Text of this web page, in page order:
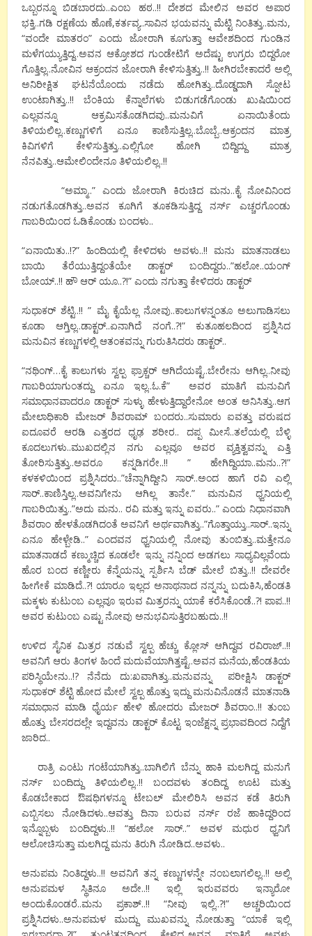
ಒಬ್ಬರನ್ನೂ ಬಿಡಬಾರದು..ಎಂಬ ಹಠ..!! ದೇಶದ ಮೇಲಿನ ಅವರ ಅಪಾರ
ಭಕ್ತಿ..ಗಡಿ ರಕ್ಷಣೆಯ ಹೊಣೆ,ಕರ್ತವ್ಯ..ಸಾವಿನ ಭಯವನ್ನು ಮೆಟ್ಟಿ ನಿಂತಿತ್ತು..ಮನು,
“ವಂದೇ ಮಾತರಂ” ಎಂದು ಜೋರಾಗಿ ಕೂಗುತ್ತಾ ಆವೇಶದಿಂದ ಗುಂಡಿನ
ಮಳೆಗಯ್ಯುತ್ತಿದ್ದ..ಅವನ ಆಕ್ರೋಶದ ಗುಂಡೇಟಿಗೆ ಅದೆಷ್ಟು ಉಗ್ರರು ಬಿದ್ದರೋ
ಗೊತ್ತಿಲ್ಲ..ನೋವಿನ ಆಕ್ರಂದನ ಜೋರಾಗಿ ಕೇಳಿಸುತ್ತಿತ್ತು..!! ಹೀಗಿರಬೇಕಾದರೆ ಅಲ್ಲಿ
ಅನಿರೀಕ್ಷಿತ ಘಟನೆಯೊಂದು ನಡೆದು ಹೋಗಿತ್ತು..ದೊಡ್ಡದಾಗಿ ಸ್ಪೋಟ
ಉಂಟಾಗಿತ್ತು..!! ಬೆಂಕಿಯ ಕೆನ್ನಾಲೆಗಳು ಬಿಡುಗಡೆಗೊಂಡು ಖುಷಿಯಿಂದ
ಎಲ್ಲವನ್ನೂ ಆಕ್ರಮಿಸತೊಡಗಿದವು..ಮನುವಿಗೆ ಏನಾಯಿತೆಂದು
ತಿಳಿಯಲಿಲ್ಲ..ಕಣ್ಣುಗಳಿಗೆ ಏನೂ ಕಾಣಿಸುತ್ತಿಲ್ಲ..ಬೊಬ್ಬೆ..ಆಕ್ರಂದನ ಮಾತ್ರ
ಕಿವಿಗಳಿಗೆ ಕೇಳಿಸುತ್ತಿತ್ತು..ಎಲ್ಲಿಗೋ ಹೋಗಿ ಬಿದ್ದಿದ್ದು ಮಾತ್ರ
ನೆನಪಿತ್ತು..ಆಮೇಲಿಂದೇನೂ ತಿಳಿಯಲಿಲ್ಲ..!!
“ಅಮ್ಮಾ..” ಎಂದು ಜೋರಾಗಿ ಕಿರುಚಿದ ಮನು..ಕೈ ನೋವಿನಿಂದ
ನಡುಗತೊಡಗಿತ್ತು..ಅವನ ಕೂಗಿಗೆ ತೂಕಡಿಸುತ್ತಿದ್ದ ನರ್ಸ್ ಎಚ್ಚರಗೊಂಡು
ಗಾಬರಿಯಿಂದ ಓಡಿಕೊಂಡು ಬಂದಳು..
“ಏನಾಯಿತು..!?” ಹಿಂದಿಯಲ್ಲಿ ಕೇಳಿದಳು ಅವಳು..!! ಮನು ಮಾತನಾಡಲು
ಬಾಯಿ ತೆರೆಯುತ್ತಿದ್ದಂತೆಯೇ ಡಾಕ್ಟರ್ ಬಂದಿದ್ದರು..”ಹಲೋ..ಯಂಗ್
ಬೋಯ್..!! ಹೌ ಆರ್ ಯೂ..?!” ಎಂದು ನಗುತ್ತಾ ಕೇಳಿದರು ಡಾಕ್ಟರ್
ಸುಧಾಕರ್ ಶೆಟ್ಟಿ..!! ” ಮೈ ಕೈಯೆಲ್ಲ ನೋವು..ಕಾಲುಗಳನ್ನಂತೂ ಅಲುಗಾಡಿಸಲು
ಕೂಡಾ ಆಗ್ತಿಲ್ಲ..ಡಾಕ್ಟರ್..ಏನಾಗಿದೆ ನಂಗೆ..?!” ಕುತೂಹಲದಿಂದ ಪ್ರಶ್ನಿಸಿದ
ಮನುವಿನ ಕಣ್ಣುಗಳಲ್ಲಿ ಆತಂಕವನ್ನು ಗುರುತಿಸಿದರು ಡಾಕ್ಟರ್..
“ನಥಿಂಗ್…ಕೈ ಕಾಲುಗಳು ಸ್ವಲ್ಪ ಫ್ರಾಕ್ಚರ್ ಆಗಿದೆಯಷ್ಟೆ..ಬೇರೇನು ಆಗಿಲ್ಲ..ನೀವು
ಗಾಬರಿಯಾಗುಂತದ್ದು ಏನೂ ಇಲ್ಲ..ಓ.ಕೆ” ಅವರ ಮಾತಿಗೆ ಮನುವಿಗೆ
ಸಮಾಧಾನವಾದರೂ ಡಾಕ್ಟರ್ ಸುಳ್ಳು ಹೇಳುತ್ತಿದ್ದಾರೇನೋ ಅಂತ ಅನಿಸಿತ್ತು..ಆಗ
ಮೇಲಾಧಿಕಾರಿ ಮೇಜರ್ ಶಿವರಾಮ್ ಬಂದರು..ಸುಮಾರು ಐವತ್ತು ವರುಷದ
ಐದೂವರೆ ಆರಡಿ ಎತ್ತರದ ಧೃಢ ಶರೀರ.. ದಪ್ಪ ಮೀಸೆ..ತಲೆಯಲ್ಲಿ ಬೆಳ್ಳಿ
ಕೂದಲುಗಳು..ಮುಖದಲ್ಲಿನ ನಗು ಎಲ್ಲವೂ ಅವರ ವ್ಯಕ್ತಿತ್ವವನ್ನು ಎತ್ತಿ
ತೋರಿಸುತ್ತಿತ್ತು..ಅವರೂ ಕನ್ನಡಿಗರೇ..!! ” ಹೇಗಿದ್ದಿಯಾ..ಮನು..?!”
ಕಳಕಳಿಯಿಂದ ಪ್ರಶ್ನಿಸಿದರು..”ಚೆನ್ನಾಗಿದ್ದೀನಿ ಸಾರ್..ಅಂದ ಹಾಗೆ ರವಿ ಎಲ್ಲಿ
ಸಾರ್..ಕಾಣಿಸ್ತಿಲ್ಲ..ಅವನಿಗೇನು ಆಗಿಲ್ಲ ತಾನೇ.” ಮನುವಿನ ಧ್ವನಿಯಲ್ಲಿ
ಗಾಬರಿಯಿತ್ತು..”ಅದು ಮನು.. ರವಿ ಮತ್ತು ಇನ್ನು ಐವರು..” ಎಂದು ನಿಧಾನವಾಗಿ
ಶಿವರಾಂ ಹೇಳತೊಡಗಿದಂತೆ ಅವನಿಗೆ ಅರ್ಥವಾಗಿತ್ತು..”ಗೊತ್ತಾಯ್ತು..ಸಾರ್..ಇನ್ನು
ಏನೂ ಹೇಳ್ಬೇಡಿ..” ಎಂದವನ ಧ್ವನಿಯಲ್ಲಿ ನೋವು ತುಂಬಿತ್ತು..ಮತ್ತೇನೂ
ಮಾತನಾಡದೆ ಕಣ್ಮುಚ್ಚಿದ ಕೂಡಲೇ ಇನ್ನು ನನ್ನಿಂದ ಅಡಗಲು ಸಾಧ್ಯವಿಲ್ಲವೆಂದು
ಹೊರ ಬಂದ ಕಣ್ಣೀರು ಕೆನ್ನೆಯನ್ನು ಸ್ಪರ್ಶಿಸಿ ಬೆಡ್ ಮೇಲೆ ಬಿತ್ತು..!! ದೇವರೇ
ಹೀಗೇಕೆ ಮಾಡಿದೆ..?! ಯಾರೂ ಇಲ್ಲದ ಅನಾಥನಾದ ನನ್ನನ್ನು ಬದುಕಿಸಿ,ಹೆಂಡತಿ
ಮಕ್ಕಳು ಕುಟುಂಬ ಎಲ್ಲವೂ ಇರುವ ಮಿತ್ರರನ್ನು ಯಾಕೆ ಕರೆಸಿಕೊಂಡೆ..?! ಪಾಪ..!!
ಅವರ ಕುಟುಂಬ ಎಷ್ಟು ನೋವು ಅನುಭವಿಸುತ್ತಿರಬಹುದು..!!
ಉಳಿದ ಸೈನಿಕ ಮಿತ್ರರ ನಡುವೆ ಸ್ವಲ್ಪ ಹೆಚ್ಚು ಕ್ಲೋಸ್ ಆಗಿದ್ದವ ರವಿರಾಜ್..!!
ಅವನಿಗೆ ಆರು ತಿಂಗಳ ಹಿಂದೆ ಮದುವೆಯಾಗಿತ್ತಷ್ಟೆ..ಅವನ ಮನೆಯ,ಹೆಂಡತಿಯ
ಪರಿಸ್ಥಿಯೇನು..!? ನೆನೆದು ದು:ಖವಾಗಿತ್ತು..ಮನುವನ್ನು ಪರೀಕ್ಷಿಸಿ ಡಾಕ್ಟರ್
ಸುಧಾಕರ್ ಶೆಟ್ಟಿ ಹೋದ ಮೇಲೆ ಸ್ವಲ್ಪ ಹೊತ್ತು ಇದ್ದು ಮನುವಿನೊಡನೆ ಮಾತನಾಡಿ
ಸಮಾಧಾನ ಮಾಡಿ ಧೈರ್ಯ ಹೇಳಿ ಹೋದರು ಮೇಜರ್ ಶಿವರಾಂ..!! ತುಂಬ
ಹೊತ್ತು ಬೇಸರದಲ್ಲೇ ಇದ್ದವನು ಡಾಕ್ಟರ್ ಕೊಟ್ಟ ಇಂಜೆಕ್ಷನ್ನ ಪ್ರಭಾವದಿಂದ ನಿದ್ದೆಗೆ
ಜಾರಿದ..
ರಾತ್ರಿ ಎಂಟು ಗಂಟೆಯಾಗಿತ್ತು..ಬಾಗಿಲಿಗೆ ಬೆನ್ನು ಹಾಕಿ ಮಲಗಿದ್ದ ಮನುಗೆ
ನರ್ಸ್ ಬಂದಿದ್ದು ತಿಳಿಯಲಿಲ್ಲ..!! ಬಂದವಳು ತಂದಿದ್ದ ಊಟ ಮತ್ತು
ಕೊಡಬೇಕಾದ ಔಷಧಿಗಳನ್ನೂ ಟೇಬಲ್ ಮೇಲಿರಿಸಿ ಅವನ ಕಡೆ ತಿರುಗಿ
ಎಬ್ಬಿಸಲು ನೋಡಿದಳು..ಆವತ್ತು ದಿನಾ ಬರುವ ನರ್ಸ್ ರಜೆ ಹಾಕಿದ್ದರಿಂದ
ಇನ್ನೊಬ್ಬಳು ಬಂದಿದ್ದಳು..!! “ಹಲೋ ಸಾರ್..” ಅವಳ ಮಧುರ ಧ್ವನಿಗೆ
ಆಲೋಚಿಸುತ್ತಾ ಮಲಗಿದ್ದ ಮನು ತಿರುಗಿ ನೋಡಿದ..ಅವಳು..
ಅನುಪಮ ನಿಂತಿದ್ದಳು..!! ಅವನಿಗೆ ತನ್ನ ಕಣ್ಣುಗಳನ್ನೇ ನಂಬಲಾಗಲಿಲ್ಲ..!! ಅಲ್ಲಿ
ಅನುಪಮಳ ಸ್ಥಿತಿನೂ ಅದೇ..!! ಇಲ್ಲಿ ಇರುವವರು ಇನ್ಯಾರೋ
ಅಂದುಕೊಂಡರೆ..ಮನು ಪ್ರಕಾಶ್..!! “ನೀವು ಇಲ್ಲಿ..?!” ಅಚ್ಚರಿಯಿಂದ
ಪ್ರಶ್ನಿಸಿದಳು..ಅನುಪಮಳ ಮುದ್ದು ಮುಖವನ್ನು ನೋಡುತ್ತಾ “ಯಾಕೆ ಇಲ್ಲಿ